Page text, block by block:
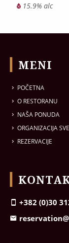
15.9% alc
MENI
POČETNA
O RESTORANU
NAŠA PONUDA
ORGANIZACIJA
REZERVACIJE
+382 (0)30